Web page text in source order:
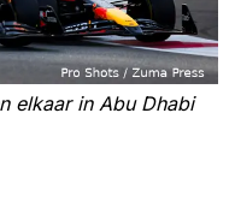
elkaar in Abu Dhabi